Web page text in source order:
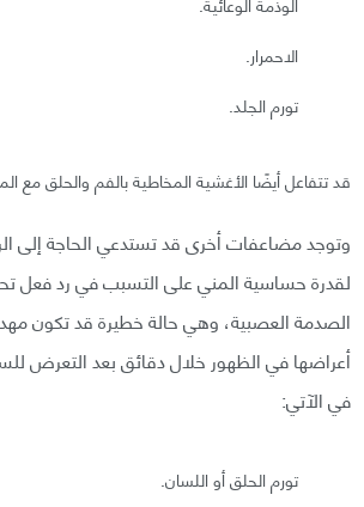
الاحمرار.
تورم الجلد.
قد تتفاعل أيضًا الأغشية المخاطية بالفم والحلق مع
وتوجد مضاعفات أخرى قد تستدعي الحاجة إلى
لقدرة حساسية المني على التسبب في رد
الصدمة العصبية، وهي حالة خطيرة قد تكون
أعراضها في الظهور خلال دقائق بعد التعرض
في الآتي:
تورم الحلق أو اللسان.